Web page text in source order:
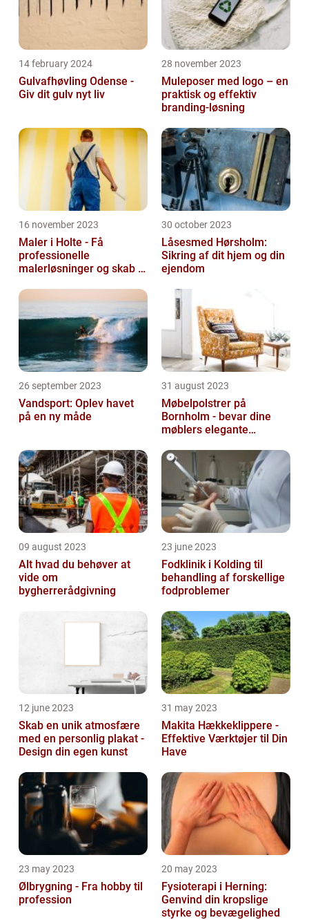
14 february 2024
Gulvafhøvling Odense -
Giv dit gulv nyt liv
28 november 2023
Muleposer med logo – en
praktisk og effektiv
branding-løsning
16 november 2023
Maler i Holte - Få
professionelle
malerløsninger og skab et
30 october 2023
Låsesmed Hørsholm:
Sikring af dit hjem og din
ejendom
26 september 2023
Vandsport: Oplev havet
på en ny måde
31 august 2023
Møbelpolstrer på
Bornholm - bevar dine
møblers elegante
09 august 2023
Alt hvad du behøver at
vide om
bygherrerådgivning
23 june 2023
Fodklinik i Kolding til
behandling af forskellige
fodproblemer
12 june 2023
Skab en unik atmosfære
med en personlig plakat -
Design din egen kunst
31 may 2023
Makita Hækkeklippere -
Effektive Værktøjer til Din
Have
23 may 2023
Ølbrygning - Fra hobby til
profession
20 may 2023
Fysioterapi i Herning:
Genvind din kropslige
styrke og bevægelighed